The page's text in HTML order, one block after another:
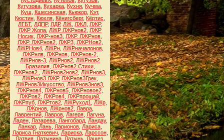
Кутузова Кухарка Кухня Кучма
Куш
Кшесинская, Кьюкор, Кэт,
Кюстин Кюхля Кёнигсберг, Кёртис
ЛГБТ, ЛДПР, ЛДР, ЛЖ ЛЖЛ ЛЖР,
ЛЖР Жопа ЛЖР ЛЖРнов2 ЛЖР
Носик ЛЖР-нов3 ЛЖР. ЛЖРнов
ЛЖР. ЛЖРнов2, ЛЖР3, ЛЖРНов2,
ЛЖРНов4, ЛЖРн, ЛЖРначалонов,
ЛЖРнлв, ЛЖРнов, ЛЖРнов-2,
ЛЖРнов-3 ЛЖРнов2 ЛЖРнов2
Бразилия, ЛЖРнов2 Стихи,
ЛЖРнов2.
ЛЖРнов2нов2 ЛЖРнов3
ЛЖРнов3 ЛЖР, ЛЖРнов3Грек
ЛЖРнов3Икусство, ЛЖРнов3нов3,
ЛЖРнов4, ЛЖРнов5, ЛЖРновое2,
ЛЖРов2 ЛЖРов4 ЛЖРпрощай
ЛЖРпуб, ЛЖРтов2, ЛЖРуход1 ЛЖр,
ЛЖрнов ЛЖрнов2 Лавра
Лаврентий Лавров Лагеря Лагуна
Ладен, Лазарева, Лангобард, Ландау,
Ланкар Лань Ларионов Лариса
Лариса Гнаткевич
Лариска, Ларссон,
Латвия Латынина Латынь Лашез